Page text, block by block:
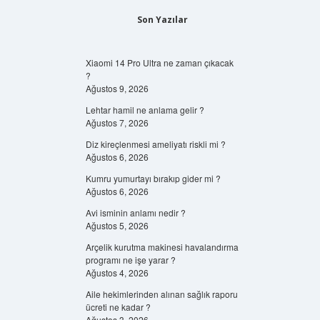
Son Yazılar
Xiaomi 14 Pro Ultra ne zaman çıkacak
?
Ağustos 9, 2026
Lehtar hamil ne anlama gelir ?
Ağustos 7, 2026
Diz kireçlenmesi ameliyatı riskli mi ?
Ağustos 6, 2026
Kumru yumurtayı bırakıp gider mi ?
Ağustos 6, 2026
Avi isminin anlamı nedir ?
Ağustos 5, 2026
Arçelik kurutma makinesi havalandırma
programı ne işe yarar ?
Ağustos 4, 2026
Aile hekimlerinden alınan sağlık raporu
ücreti ne kadar ?